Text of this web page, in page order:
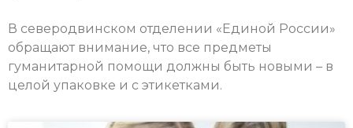
В северодвинском отделении «Единой России»
обращают внимание, что все предметы
гуманитарной помощи должны быть новыми – в
целой упаковке и с этикетками.